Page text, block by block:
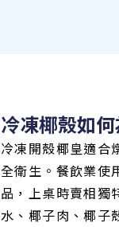
冷凍椰殼如
冷凍開殼椰皇適合
全衛生。餐飲業使
品，上桌時賣相獨
水、椰子肉、椰子